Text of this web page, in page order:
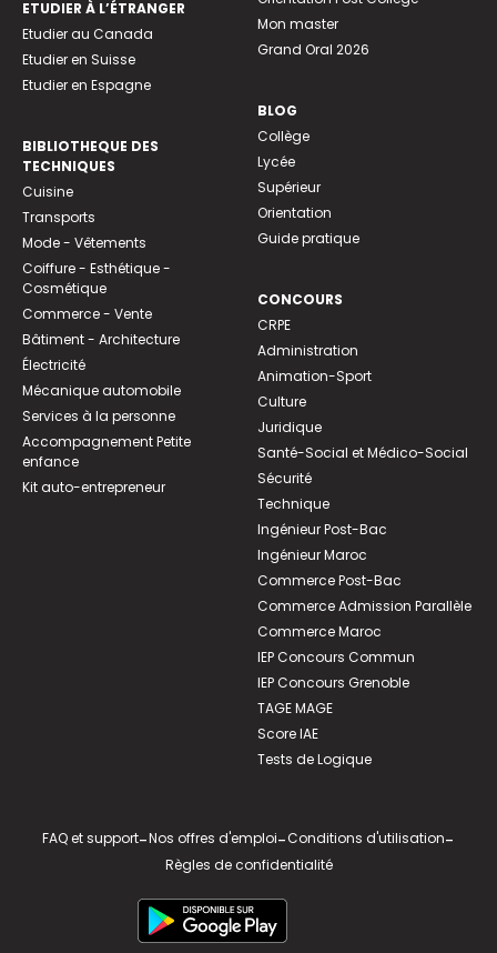
ETUDIER À L’ÉTRANGER
Etudier au Canada
Etudier en Suisse
Etudier en Espagne
BIBLIOTHEQUE DES
TECHNIQUES
Cuisine
Transports
Mode - Vêtements
Coiffure - Esthétique -
Cosmétique
Commerce - Vente
Bâtiment - Architecture
Électricité
Mécanique automobile
Services à la personne
Accompagnement Petite
enfance
Kit auto-entrepreneur
Mon master
Grand Oral 2026
BLOG
Collège
Lycée
Supérieur
Orientation
Guide pratique
CONCOURS
CRPE
Administration
Animation-Sport
Culture
Juridique
Santé-Social et Médico-Social
Sécurité
Technique
Ingénieur Post-Bac
Ingénieur Maroc
Commerce Post-Bac
Commerce Admission Parallèle
Commerce Maroc
IEP Concours Commun
IEP Concours Grenoble
TAGE MAGE
Score IAE
Tests de Logique
FAQ et support-Nos offres d'emploi-Conditions d'utilisation-
Règles de confidentialité